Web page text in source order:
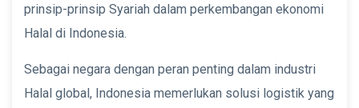
prinsip-prinsip Syariah dalam perkembangan ekonomi
Halal di Indonesia.
Sebagai negara dengan peran penting dalam industri
Halal global, Indonesia memerlukan solusi logistik yang